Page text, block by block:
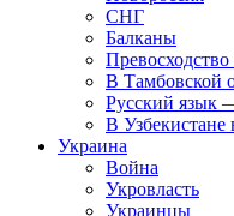
СНГ
Балканы
В Тамбовской
Русский язык
В Узбекистане
Украина
Война
Укровласть
Украинцы